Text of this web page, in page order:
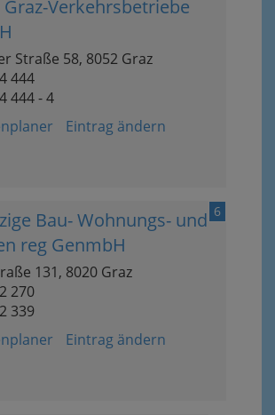
Verkehrsbetriebe
Straße 58, 8052 Graz
444
444 - 4
Eintrag ändern
6
Bau- Wohnungs- und
reg GenmbH
131, 8020 Graz
270
339
Eintrag ändern